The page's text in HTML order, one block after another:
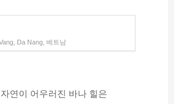
Da Nang, 베트남
연이 어우러진 바나 힐은